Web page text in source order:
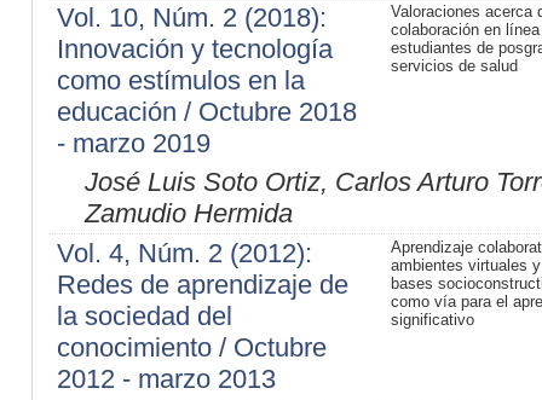
Vol. 10, Núm. 2 (2018):
Innovación y tecnología
como estímulos en la
educación / Octubre 2018
- marzo 2019
Valoraciones acerca
colaboración en línea
estudiantes de
servicios de salud
José Luis Soto Ortiz, Carlos Arturo
Zamudio Hermida
Vol. 4, Núm. 2 (2012):
Redes de aprendizaje de
la sociedad del
conocimiento / Octubre
2012 - marzo 2013
Aprendizaje
ambientes virtuales
bases
como vía para el
significativo